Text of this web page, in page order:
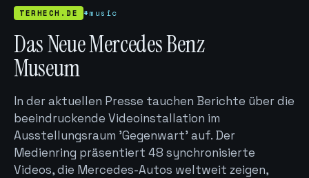
TERHECH.DE #music
Das Neue Mercedes Benz
Museum
In der aktuellen Presse tauchen Berichte über die
beeindruckende Videoinstallation im
Ausstellungsraum 'Gegenwart' auf. Der
Medienring präsentiert 48 synchronisierte
Videos, die Mercedes-Autos weltweit zeigen,